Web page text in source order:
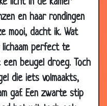
en haar rondingen
mooi, dacht ik. Wat
lichaam perfect te
beugel droeg. Toch
die iets volmaakts,
gaf. Een zwarte stip
2.90